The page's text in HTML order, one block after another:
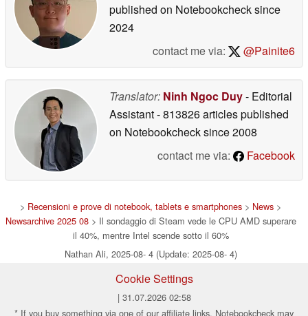
published on Notebookchecksince
2024
contact me via:
@Painite6
Translator: Ninh Ngoc Duy- Editorial
Assistant- 813826 articles published
on Notebookchecksince 2008
contact me via:
Facebook
> Recensioni e prove di notebook, tablets e smartphones > News >
Newsarchive 2025 08> Il sondaggio di Steam vede le CPU AMD superare
il 40%, mentre Intel scende sotto il 60%
Nathan Ali, 2025-08- 4 (Update: 2025-08- 4)
Cookie Settings
| 31.07.2026 02:58
* If you buy something via one of our affiliate links, Notebookcheck may